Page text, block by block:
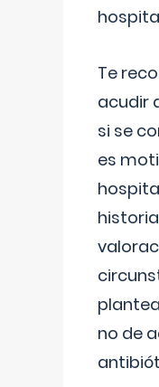
Te
acudir
si se
es
no de